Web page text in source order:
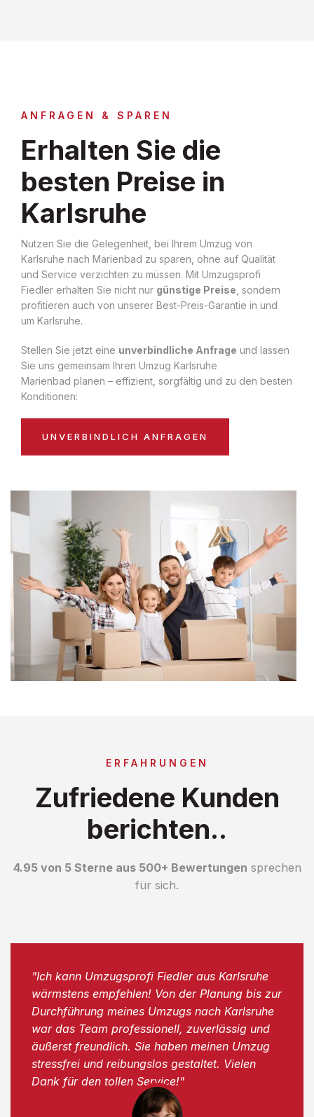
ANFRAGEN & SPAREN
Erhalten Sie die
besten Preise in
Karlsruhe
Nutzen Sie die Gelegenheit, bei Ihrem Umzug von
Karlsruhe nach Marienbad zu sparen, ohne auf Qualität
und Service verzichten zu müssen. Mit Umzugsprofi
Fiedler erhalten Sie nicht nur günstige Preise , sondern
profitieren auch von unserer Best-Preis-Garantie in und
um Karlsruhe.
Stellen Sie jetzt eine unverbindliche Anfrage und lassen
Sie uns gemeinsam Ihren Umzug Karlsruhe
Marienbad planen – effizient, sorgfältig und zu den besten
Konditionen:
UNVERBINDLICH ANFRAGEN
ERFAHRUNGEN
Zufriedene Kunden
berichten..
4.95 von 5 Sterne aus 500+ Bewertungen sprechen
für sich.
"Ich kann Umzugsprofi Fiedler aus Karlsruhe
wärmstens empfehlen! Von der Planung bis zur
Durchführung meines Umzugs nach Karlsruhe
war das Team professionell, zuverlässig und
äußerst freundlich. Sie haben meinen Umzug
stressfrei und reibungslos gestaltet. Vielen
Dank für den tollen Service!"